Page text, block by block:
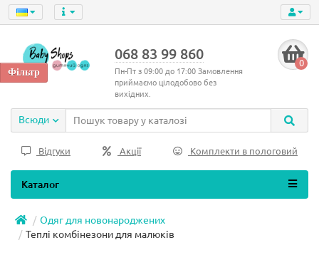
068 83 99 860
Пн-Пт з 09:00 до 17:00 Замовлення
приймаємо цілодобово без
вихідних.
0
Всюди
Відгуки Акції Комплекти в пологовий
Каталог
Одяг для новонароджених
Теплі комбінезони для малюків